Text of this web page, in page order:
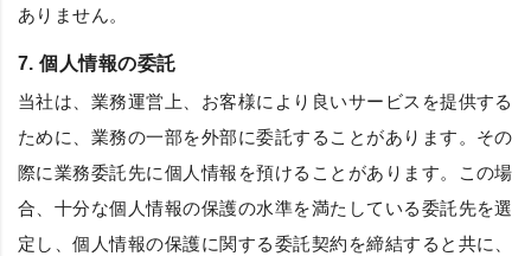
ありません。
7. 個人情報の委託
当社は、業務運営上、お客様により良いサービスを提供する
ために、業務の一部を外部に委託することがあります。その
際に業務委託先に個人情報を預けることがあります。この場
合、十分な個人情報の保護の水準を満たしている委託先を選
定し、個人情報の保護に関する委託契約を締結すると共に、